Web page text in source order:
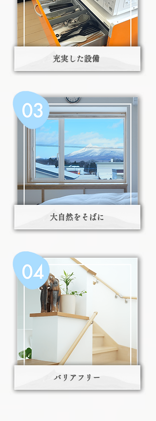
充実した設備
大自然をそばに
バリアフリー